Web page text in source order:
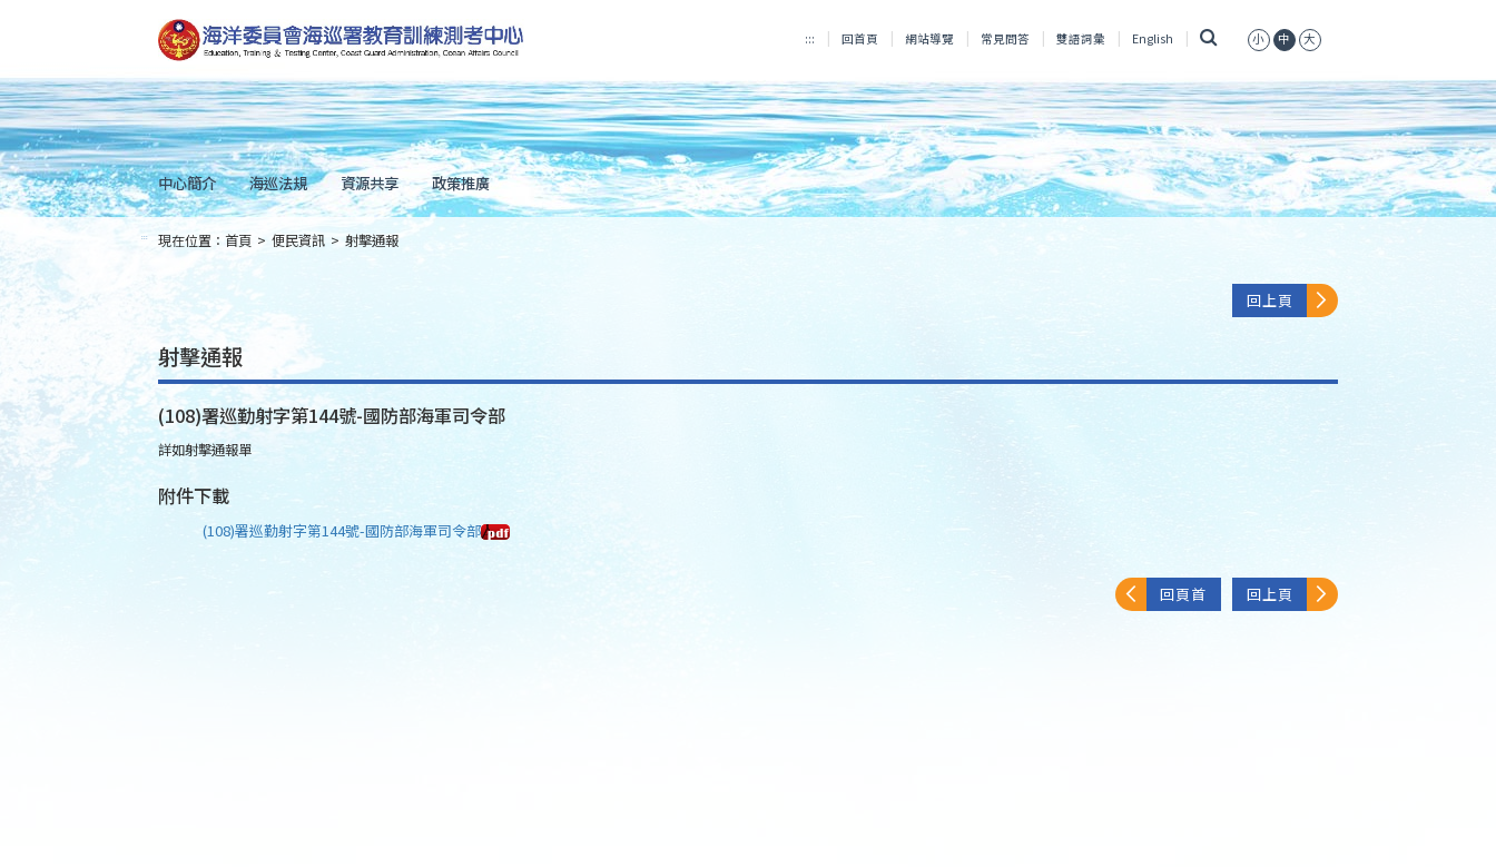
到
主
要
內
容
Skip
to
main
content
::: 回首頁 網站導覽 常見問答 雙語詞彙 English 小 中 大
中心簡介 海巡法規 資源共享 政策推廣
::: 現在位置： 首頁 > 便民資訊 > 射擊通報
回上頁
射擊通報
(108)署巡勤射字第144號-國防部海軍司令部
詳如射擊通報單
附件下載
(108)署巡勤射字第144號-國防部海軍司令部
回頁首 回上頁